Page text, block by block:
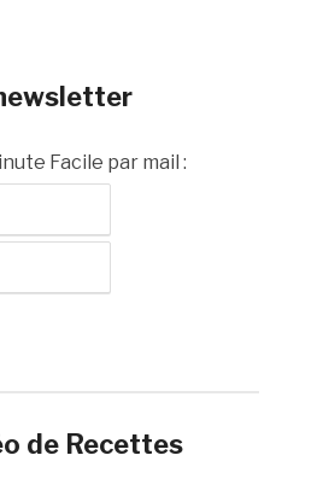
Facile par mail :
de Recettes